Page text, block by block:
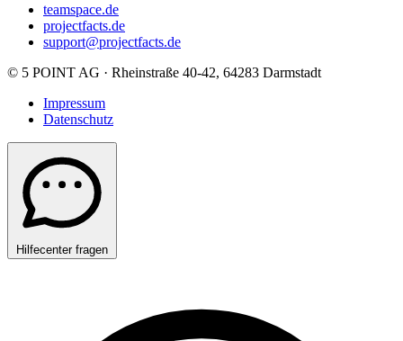
teamspace.de
projectfacts.de
support@projectfacts.de
© 5 POINT AG · Rheinstraße 40-42, 64283 Darmstadt
Impressum
Datenschutz
Hilfecenter fragen